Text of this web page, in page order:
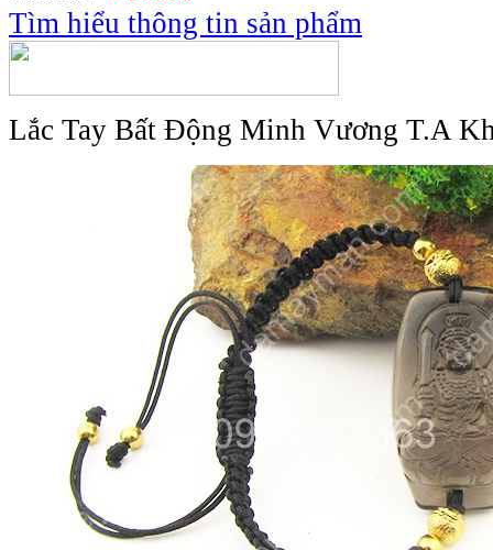
Tìm hiểu thông tin sản phẩm
Lắc Tay Bất Động Minh Vương T.A